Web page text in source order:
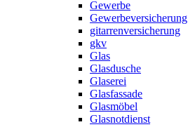
Gewerbe
Gewerbeversicherung
gitarrenversicherung
gkv
Glas
Glasdusche
Glaserei
Glasfassade
Glasmöbel
Glasnotdienst